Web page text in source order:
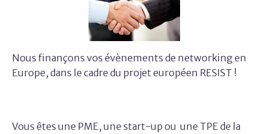
Nous finançons vos évènements de networking en
Europe, dans le cadre du projet européen RESIST !
Vous êtes une PME, une start-up ou une TPE de la